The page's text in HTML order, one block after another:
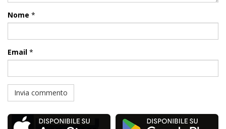
Nome *
Email *